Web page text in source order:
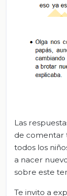
Las
de comentar
todos los
a nacer
sobre este
Te invito a